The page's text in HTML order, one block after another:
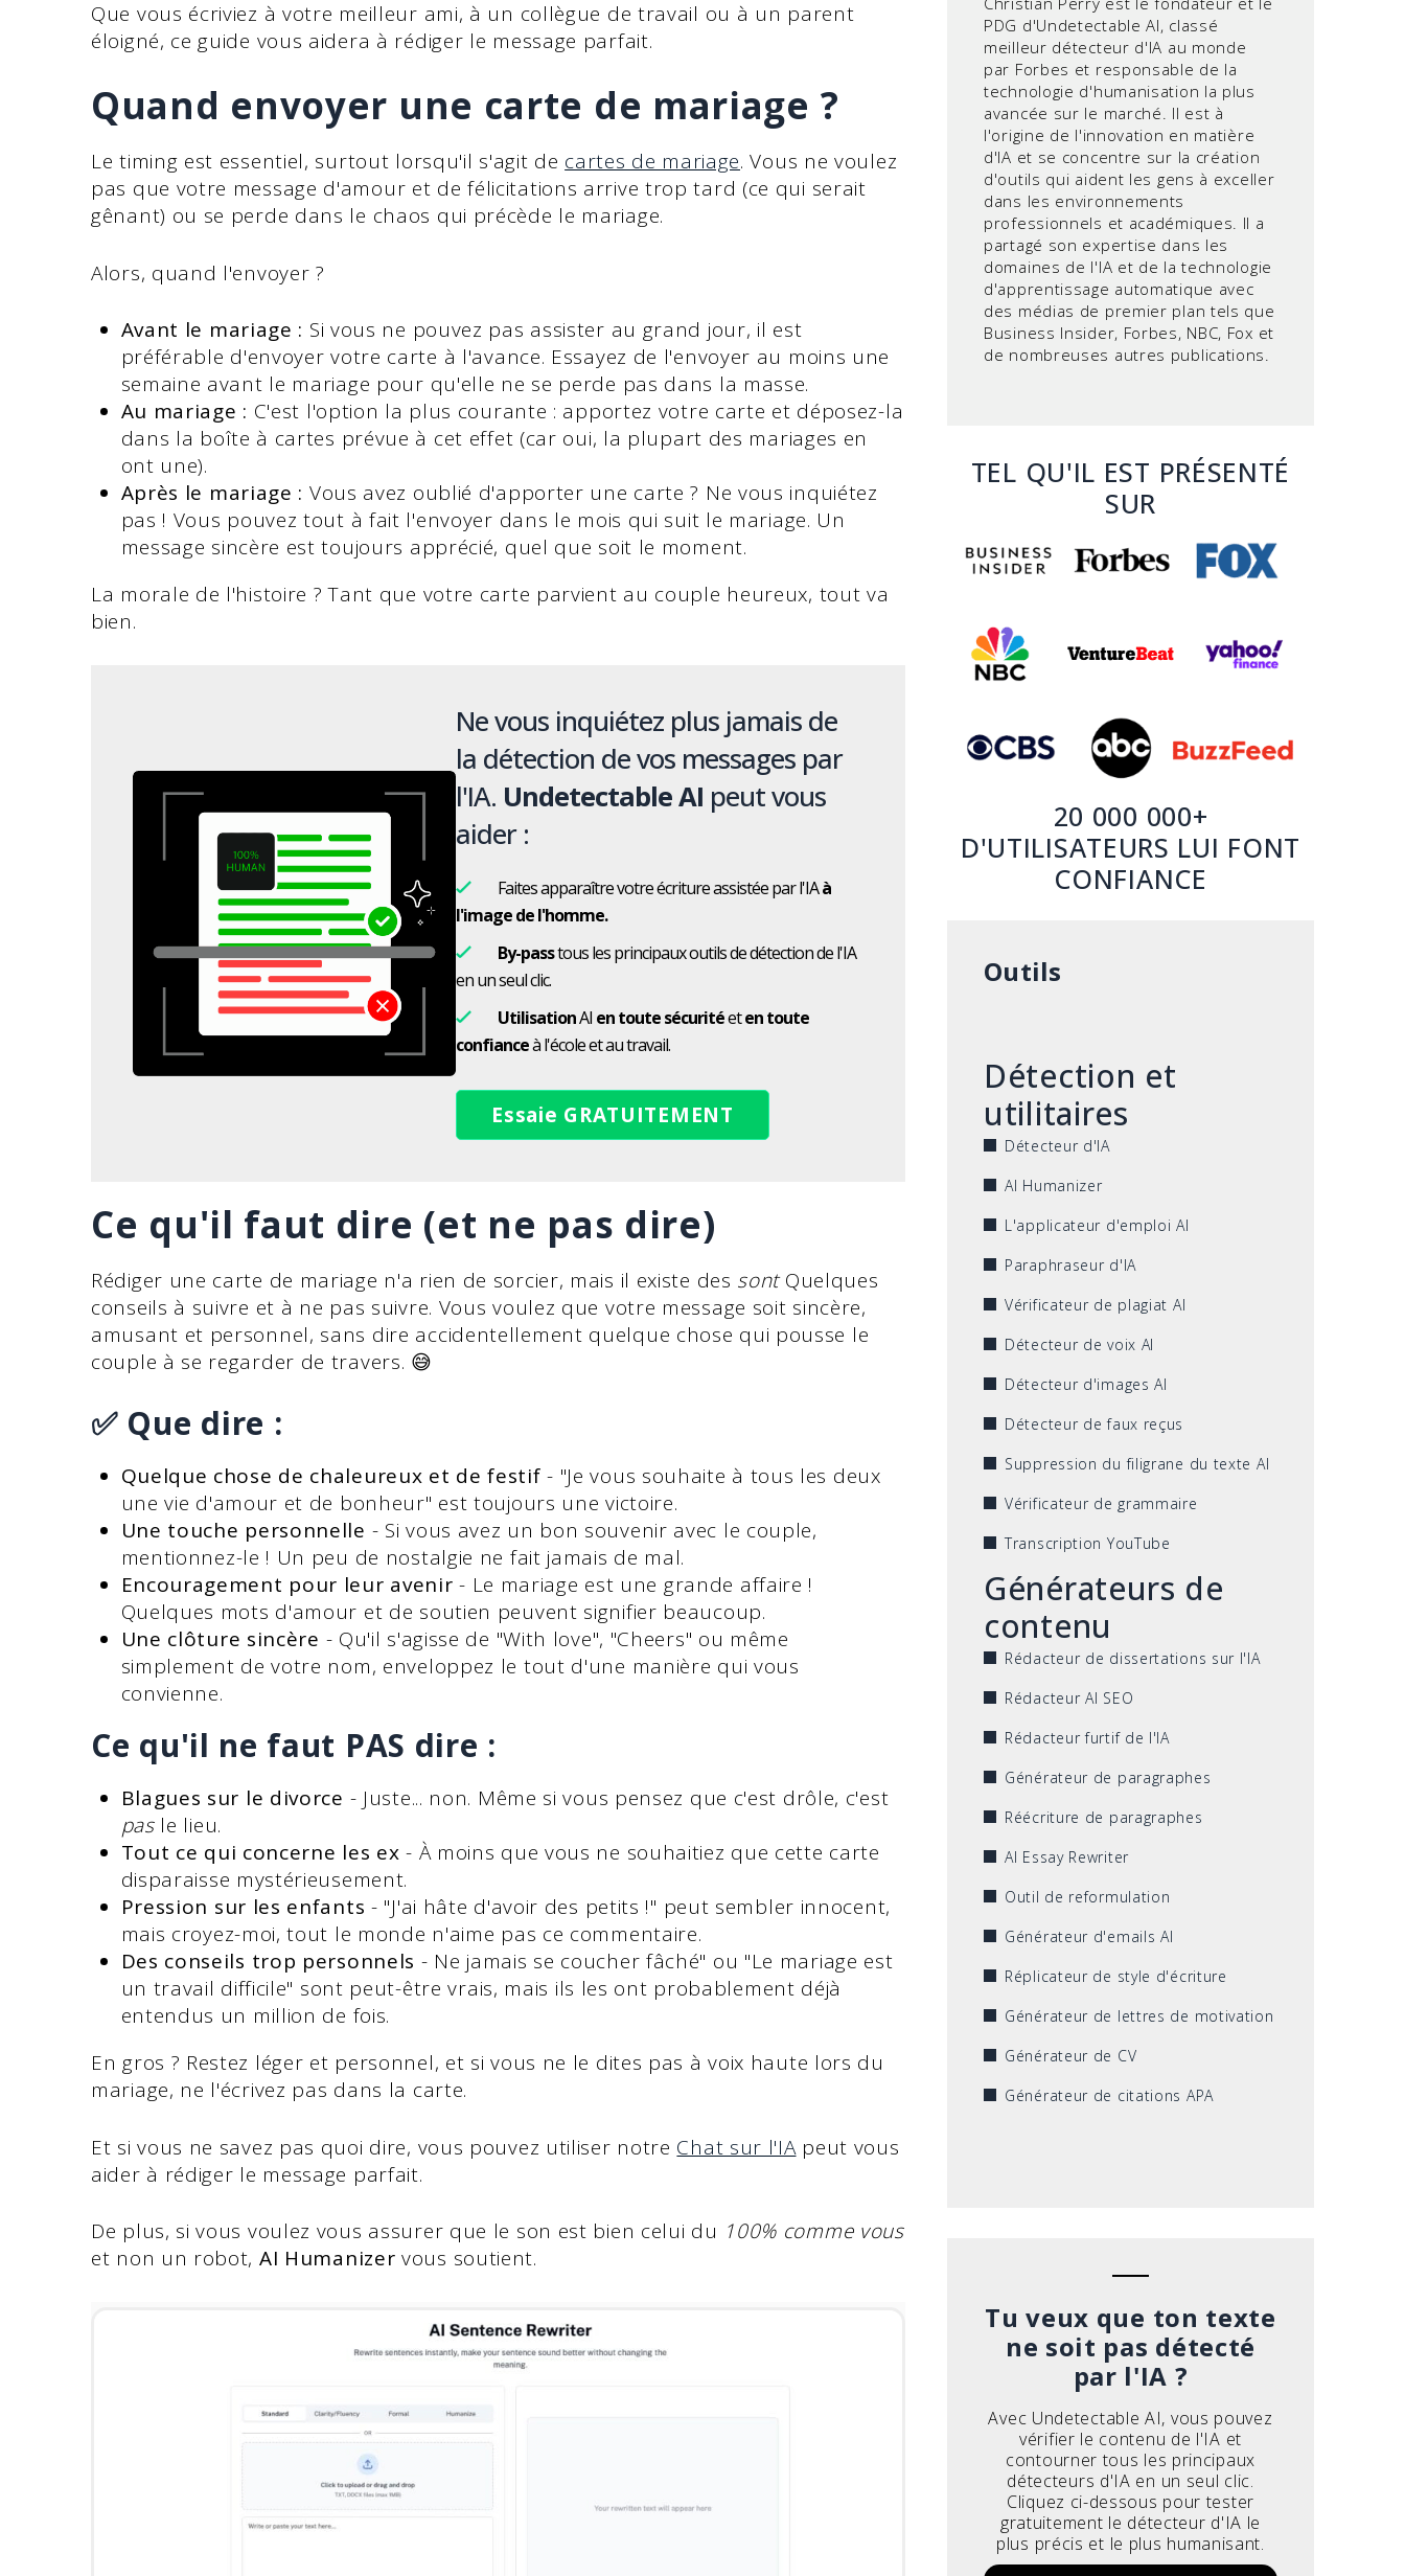
Que vous écriviez à votre meilleur ami, à un collègue de travail ou à un parent
éloigné, ce guide vous aidera à rédiger le message parfait.
Quand envoyer une carte de mariage ?
Le timing est essentiel, surtout lorsqu'il s'agit de cartes de mariage. Vous ne voulez
pas que votre message d'amour et de félicitations arrive trop tard (ce qui serait
gênant) ou se perde dans le chaos qui précède le mariage.
Alors, quand l'envoyer ?
Avant le mariage : Si vous ne pouvez pas assister au grand jour, il est
préférable d'envoyer votre carte à l'avance. Essayez de l'envoyer au moins une
semaine avant le mariage pour qu'elle ne se perde pas dans la masse.
Au mariage : C'est l'option la plus courante : apportez votre carte et déposez-la
dans la boîte à cartes prévue à cet effet (car oui, la plupart des mariages en
ont une).
Après le mariage : Vous avez oublié d'apporter une carte ? Ne vous inquiétez
pas ! Vous pouvez tout à fait l'envoyer dans le mois qui suit le mariage. Un
message sincère est toujours apprécié, quel que soit le moment.
La morale de l'histoire ? Tant que votre carte parvient au couple heureux, tout va
bien.
Ne vous inquiétez plus jamais de
la détection de vos messages par
l'IA. Undetectable AI peut vous
aider :
Faites apparaître votre écriture assistée par l'IAà
l'image de l'homme.
By-passtous les principaux outils de détection de l'IA
en un seul clic.
UtilisationAI en toute sécuritéeten toute
confianceà l'école et au travail.
Essaie GRATUITEMENT
Ce qu'il faut dire (et ne pas dire)
Rédiger une carte de mariage n'a rien de sorcier, mais il existe des sontQuelques
conseils à suivre et à ne pas suivre. Vous voulez que votre message soit sincère,
amusant et personnel, sans dire accidentellement quelque chose qui pousse le
couple à se regarder de travers. 😅
✅ Que dire :
Quelque chose de chaleureux et de festif - "Je vous souhaite à tous les deux
une vie d'amour et de bonheur" est toujours une victoire.
Une touche personnelle - Si vous avez un bon souvenir avec le couple,
mentionnez-le ! Un peu de nostalgie ne fait jamais de mal.
Encouragement pour leur avenir - Le mariage est une grande affaire !
Quelques mots d'amour et de soutien peuvent signifier beaucoup.
Une clôture sincère - Qu'il s'agisse de "With love", "Cheers" ou même
simplement de votre nom, enveloppez le tout d'une manière qui vous
convienne.
Ce qu'il ne faut PAS dire :
Blagues sur le divorce - Juste... non. Même si vous pensez que c'est drôle, c'est
pasle lieu.
Tout ce qui concerne les ex - À moins que vous ne souhaitiez que cette carte
disparaisse mystérieusement.
Pression sur les enfants - "J'ai hâte d'avoir des petits !" peut sembler innocent,
mais croyez-moi, tout le monde n'aime pas ce commentaire.
Des conseils trop personnels - Ne jamais se coucher fâché" ou "Le mariage est
un travail difficile" sont peut-être vrais, mais ils les ont probablement déjà
entendus un million de fois.
En gros ? Restez léger et personnel, et si vous ne le dites pas à voix haute lors du
mariage, ne l'écrivez pas dans la carte.
Et si vous ne savez pas quoi dire, vous pouvez utiliser notre Chat sur l'IApeut vous
aider à rédiger le message parfait.
De plus, si vous voulez vous assurer que le son est bien celui du 100% comme vous
et non un robot, AI Humanizer vous soutient.
PDG d'Undetectable AI, classé
meilleur détecteur d'IA au monde
par Forbes et responsable de la
technologie d'humanisation la plus
avancée sur le marché. Il est à
l'origine de l'innovation en matière
d'IA et se concentre sur la création
d'outils qui aident les gens à exceller
dans les environnements
professionnels et académiques. Il a
partagé son expertise dans les
domaines de l'IA et de la technologie
d'apprentissage automatique avec
des médias de premier plan tels que
Business Insider, Forbes, NBC, Fox et
de nombreuses autres publications.
TEL QU'IL EST PRÉSENTÉ
SUR
20 000 000+
D'UTILISATEURS LUI FONT
CONFIANCE
Outils
Détection et
utilitaires
Détecteur d'IA
AI Humanizer
L'applicateur d'emploi AI
Paraphraseur d'IA
Vérificateur de plagiat AI
Détecteur de voix AI
Détecteur d'images AI
Détecteur de faux reçus
Suppression du filigrane du texte AI
Vérificateur de grammaire
Transcription YouTube
Générateurs de
contenu
Rédacteur de dissertations sur l'IA
Rédacteur AI SEO
Rédacteur furtif de l'IA
Générateur de paragraphes
Réécriture de paragraphes
AI Essay Rewriter
Outil de reformulation
Générateur d'emails AI
Réplicateur de style d'écriture
Générateur de lettres de motivation
Générateur de CV
Générateur de citations APA
Tu veux que ton texte
ne soit pas détecté
par l'IA ?
Avec Undetectable AI, vous pouvez
vérifier le contenu de l'IA et
contourner tous les principaux
détecteurs d'IA en un seul clic.
Cliquez ci-dessous pour tester
gratuitement le détecteur d'IA le
plus précis et le plus humanisant.